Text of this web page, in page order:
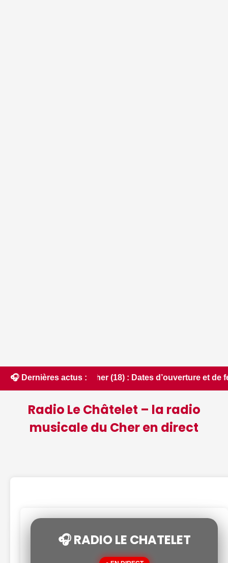
🎧 Dernières actus :
: Dates d’ouverture et de fermeture de la
Radio Le Châtelet – la radio
musicale du Cher en direct
🎧 RADIO LE CHATELET